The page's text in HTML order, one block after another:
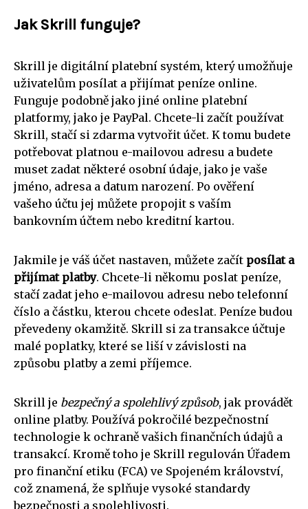
Jak Skrill funguje?
Skrill je digitální platební systém, který umožňuje
uživatelům posílat a přijímat peníze online.
Funguje podobně jako jiné online platební
platformy, jako je PayPal. Chcete-li začít používat
Skrill, stačí si zdarma vytvořit účet. K tomu budete
potřebovat platnou e-mailovou adresu a budete
muset zadat některé osobní údaje, jako je vaše
jméno, adresa a datum narození. Po ověření
vašeho účtu jej můžete propojit s vaším
bankovním účtem nebo kreditní kartou.
Jakmile je váš účet nastaven, můžete začít posílat a
přijímat platby. Chcete-li někomu poslat peníze,
stačí zadat jeho e-mailovou adresu nebo telefonní
číslo a částku, kterou chcete odeslat. Peníze budou
převedeny okamžitě. Skrill si za transakce účtuje
malé poplatky, které se liší v závislosti na
způsobu platby a zemi příjemce.
Skrill je bezpečný a spolehlivý způsob, jak provádět
online platby. Používá pokročilé bezpečnostní
technologie k ochraně vašich finančních údajů a
transakcí. Kromě toho je Skrill regulován Úřadem
pro finanční etiku (FCA) ve Spojeném království,
což znamená, že splňuje vysoké standardy
bezpečnosti a spolehlivosti.